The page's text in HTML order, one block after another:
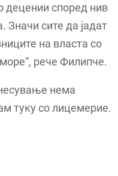
децении според нив
Значи сите да јадат
на власта со
рече Филипче.
нема
туку со лицемерие.